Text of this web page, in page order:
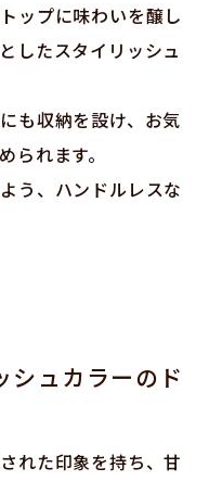
ップに味わいを醸し
したスタイリッシュ
も収納を設け、お気
られます。
う、ハンドルレスな
シュカラーのド
れた印象を持ち、甘